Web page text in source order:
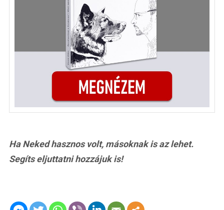
Ha Neked hasznos volt, másoknak is az lehet.
Segíts eljuttatni hozzájuk is!